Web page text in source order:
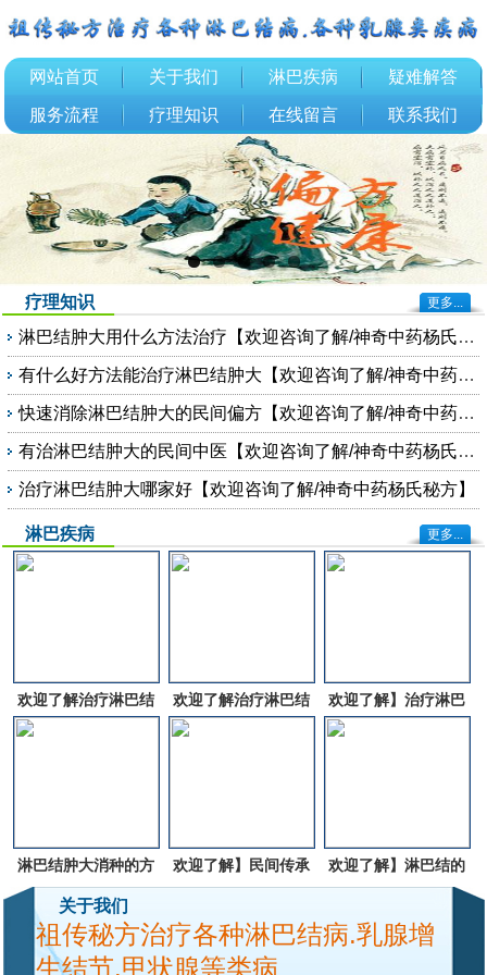
网站首页 关于我们 淋巴疾病 疑难解答
服务流程 疗理知识 在线留言 联系我们
更多...
疗理知识
淋巴结肿大用什么方法治疗【欢迎咨询了解/神奇中药杨氏秘方】
有什么好方法能治疗淋巴结肿大【欢迎咨询了解/神奇中药杨氏秘方】
快速消除淋巴结肿大的民间偏方【欢迎咨询了解/神奇中药杨氏秘方】
有治淋巴结肿大的民间中医【欢迎咨询了解/神奇中药杨氏秘方】
治疗淋巴结肿大哪家好【欢迎咨询了解/神奇中药杨氏秘方】
更多...
淋巴疾病
欢迎了解治疗淋巴结
肿大的方法有哪些
欢迎了解治疗淋巴结
肿大的中`药有哪些
欢迎了解】治疗淋巴
结肿大的中`药有哪
淋巴结肿大消种的方
法【欢迎咨询了解民
间偏方根治淋巴结肿
大
欢迎了解】民间传承
肿大?
欢迎了解】淋巴结的
关于我们
祖传秘方治疗各种淋巴结病.乳腺增
生结节.甲状腺等类病